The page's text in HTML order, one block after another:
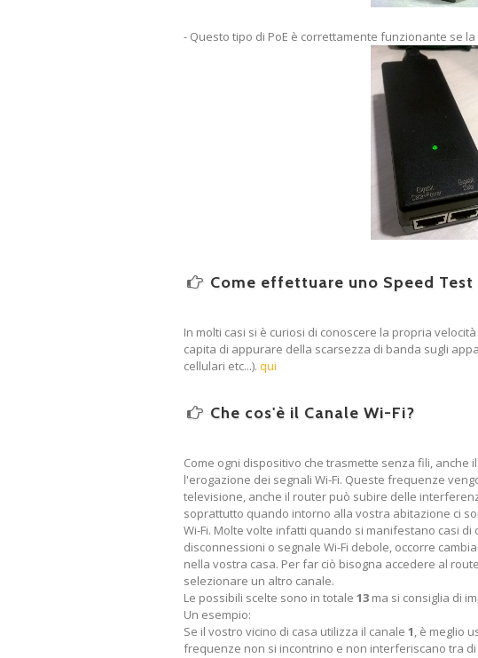
- Questo tipo di PoE è correttamente funzionante se la
Come effettuare uno Speed
In molti casi si è curiosi di conoscere la propria
capita di appurare della scarsezza di banda sugli
cellulari etc...). qui
Che cos'è il Canale Wi-Fi?
Come ogni dispositivo che trasmette senza fili,
l'erogazione dei segnali Wi-Fi. Queste frequenze
televisione, anche il router può subire delle
soprattutto quando intorno alla vostra abitazione ci
Wi-Fi. Molte volte infatti quando si manifestano casi
disconnessioni o segnale Wi-Fi debole, occorre
nella vostra casa. Per far ciò bisogna accedere al
selezionare un altro canale.
Le possibili scelte sono in totale 13 ma si consiglia di
Un esempio:
Se il vostro vicino di casa utilizza il canale 1, è meglio
frequenze non si incontrino e non interferiscano tra di